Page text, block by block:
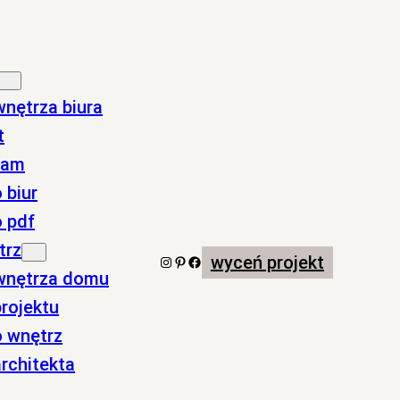
biura
biur
pdf
domu
wnętrz
Instagram
Pinterest
Facebook
wyceń projekt